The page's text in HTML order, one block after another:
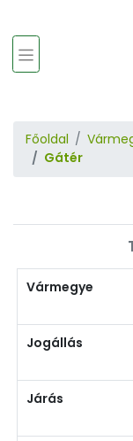
Főoldal
Gátér
Vármegye
Jogállás
Járás